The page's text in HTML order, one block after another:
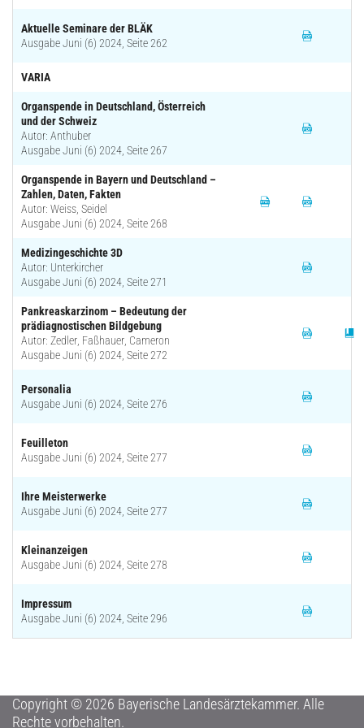
Aktuelle Seminare der BLÄK
Ausgabe Juni (6) 2024, Seite 262
VARIA
Organspende in Deutschland, Österreich
und der Schweiz
Autor: Anthuber
Ausgabe Juni (6) 2024, Seite 267
Organspende in Bayern und Deutschland –
Zahlen, Daten, Fakten
Autor: Weiss, Seidel
Ausgabe Juni (6) 2024, Seite 268
Medizingeschichte 3D
Autor: Unterkircher
Ausgabe Juni (6) 2024, Seite 271
Pankreaskarzinom – Bedeutung der
prädiagnostischen Bildgebung
Autor: Zedler, Faßhauer, Cameron
Ausgabe Juni (6) 2024, Seite 272
Personalia
Ausgabe Juni (6) 2024, Seite 276
Feuilleton
Ausgabe Juni (6) 2024, Seite 277
Ihre Meisterwerke
Ausgabe Juni (6) 2024, Seite 277
Kleinanzeigen
Ausgabe Juni (6) 2024, Seite 278
Impressum
Ausgabe Juni (6) 2024, Seite 296
Copyright © 2026 Bayerische Landesärztekammer. Alle
Rechte vorbehalten.